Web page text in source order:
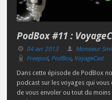
PodBox #11 :
04 avr 2013 Monsieur
Freepod, PodBox, VoyageCast
Dans cette épisode de PodBox
podcast sur les voyages qui
de vous envoler ou tout du